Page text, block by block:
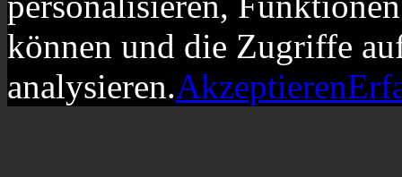
können und die Zugriffe
analysieren.Akzeptieren